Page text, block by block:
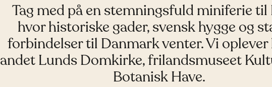
Tag med på en stemningsfuld miniferie til
hvor historiske gader, svensk hygge og
forbindelser til Danmark venter. Vi
andet Lunds Domkirke, frilandsmuseet
Botanisk Have.